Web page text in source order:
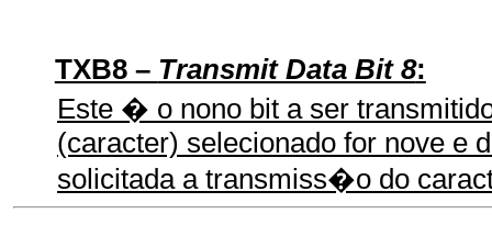
TXB8 – Transmit Data Bit 8:
Este � o nono bit a ser
(caracter) selecionado for nove e
solicitada a transmiss�o do